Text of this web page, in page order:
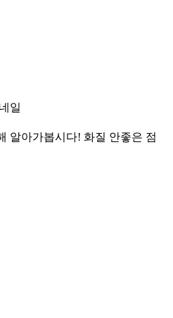
알아가봅시다! 화질 안좋은 점